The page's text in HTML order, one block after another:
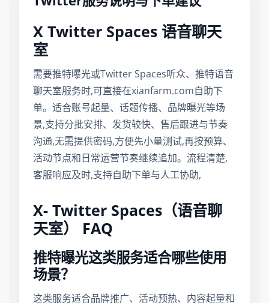
X Twitter Spaces 语音聊天
室
需要推特曝光或Twitter Spaces听众、推特语音
聊天室服务时,可直接在xianfarm.com自助下
单。适合账号起量、话题传播、品牌曝光等场
景,支持分批安排、发货较快、售后跟进与节奏
沟通,无需提供密码,方便先小量测试,再按预算、
活动节点和日常运营节奏继续追加。流程清楚,
客服响应及时,支持自助下单与人工协助,
X- Twitter Spaces（语音聊
天室） FAQ
推特曝光这类服务适合哪些使用
场景？
这类服务适合品牌推广、活动预热、内容起量和